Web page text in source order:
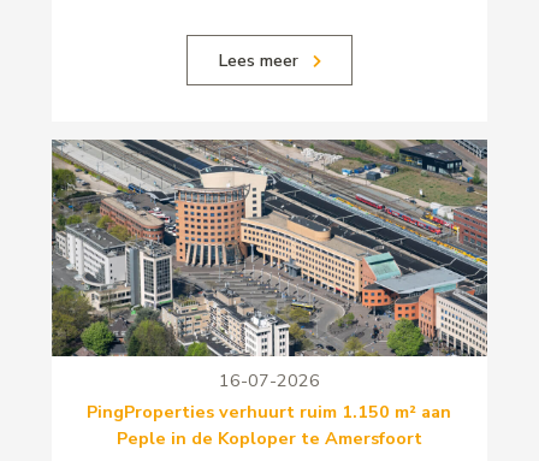
Lees meer
16-07-2026
PingProperties verhuurt ruim 1.150 m² aan
Peple in de Koploper te Amersfoort